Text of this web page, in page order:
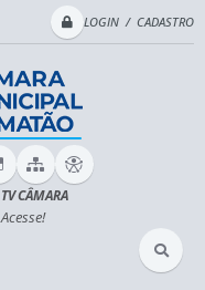
LOGIN / CADASTRO
TV CÂMARA
Acesse!